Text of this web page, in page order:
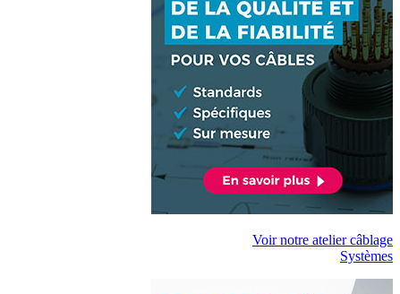
Voir notre atelier câblage
Systèmes